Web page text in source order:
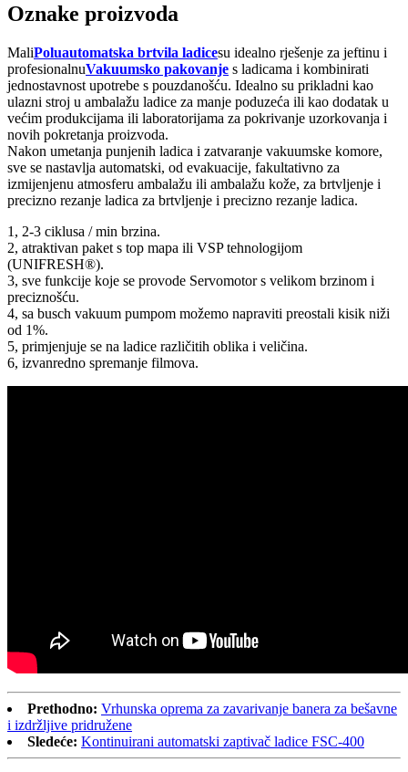
Oznake proizvoda
MaliPoluautomatska brtvila ladicesu idealno rješenje za jeftinu i
profesionalnuVakuumsko pakovanje s ladicama i kombinirati
jednostavnost upotrebe s pouzdanošću. Idealno su prikladni kao
ulazni stroj u ambalažu ladice za manje poduzeća ili kao dodatak u
većim produkcijama ili laboratorijama za pokrivanje uzorkovanja i
novih pokretanja proizvoda.
Nakon umetanja punjenih ladica i zatvaranje vakuumske komore,
sve se nastavlja automatski, od evakuacije, fakultativno za
izmijenjenu atmosferu ambalažu ili ambalažu kože, za brtvljenje i
precizno rezanje ladica za brtvljenje i precizno rezanje ladica.
1, 2-3 ciklusa / min brzina.
2, atraktivan paket s top mapa ili VSP tehnologijom
(UNIFRESH®).
3, sve funkcije koje se provode Servomotor s velikom brzinom i
preciznošću.
4, sa busch vakuum pumpom možemo napraviti preostali kisik niži
od 1%.
5, primjenjuje se na ladice različitih oblika i veličina.
6, izvanredno spremanje filmova.
Prethodno: Vrhunska oprema za zavarivanje banera za bešavne
i izdržljive pridružene
Sledeće: Kontinuirani automatski zaptivač ladice FSC-400